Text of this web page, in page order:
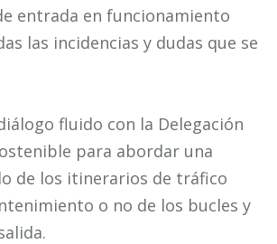
entrada en funcionamiento
las incidencias y dudas que se
fluido con la Delegación
para abordar una
de los itinerarios de tráfico
o no de los bucles y